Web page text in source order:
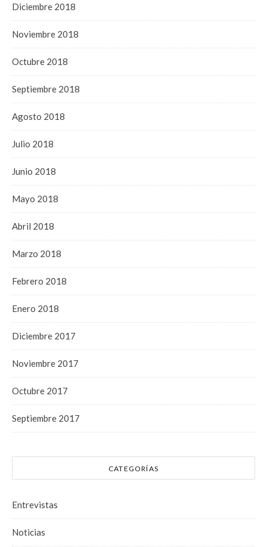
Diciembre 2018
Noviembre 2018
Octubre 2018
Septiembre 2018
Agosto 2018
Julio 2018
Junio 2018
Mayo 2018
Abril 2018
Marzo 2018
Febrero 2018
Enero 2018
Diciembre 2017
Noviembre 2017
Octubre 2017
Septiembre 2017
CATEGORÍAS
Entrevistas
Noticias